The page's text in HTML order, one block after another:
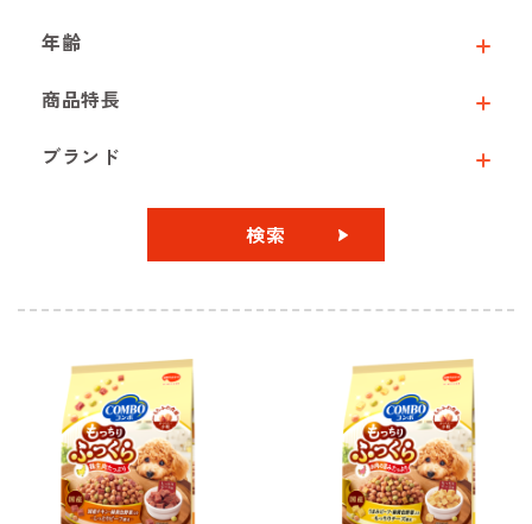
年齢
商品特長
ブランド
検索